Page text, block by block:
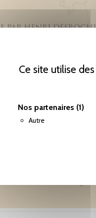
Ce site utilise
Nos partenaires (1)
Autre